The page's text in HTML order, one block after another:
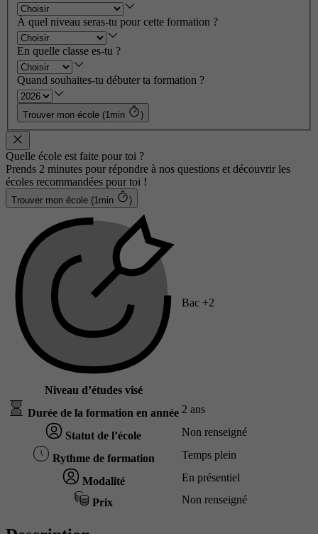
À quel niveau seras-tu pour cette formation ?
En quelle classe es-tu ?
Quand souhaites-tu débuter ta formation ?
Trouver mon école (1min )
Quelle école est faite pour toi ?
Prends 2 minutes pour répondre à nos questions et découvrir les
écoles recommandées pour toi !
Trouver mon école (1min )
Niveau d’études visé
Bac +2
Durée de la formation en année 2 ans
Statut de l’école Non renseigné
Rythme de formation Temps plein
Modalité En présentiel
Prix Non renseigné